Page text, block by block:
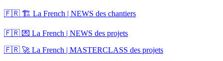
🇫🇷 🏗️ La French | NEWS des chantiers
🇫🇷 💌 La French | NEWS des projets
🇫🇷 🚀 La French | MASTERCLASS des projets